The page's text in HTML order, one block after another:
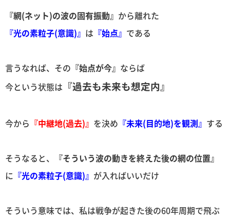
『網(ネット)の波の固有振動』 から離れた
『光の素粒子(意識)』 は 『始点』 である
言うなれば、その 『始点が今』 ならば
今という状態は 『過去も未来も想定内』
今から 『中継地(過去)』 を決め 『未来(目的地)を観測』 する
そうなると、
『そういう波の動きを終えた後の網の位置』
に 『光の素粒子(意識)』 が入ればいいだけ
そういう意味では、私は戦争が起きた後の60年周期で飛ぶ